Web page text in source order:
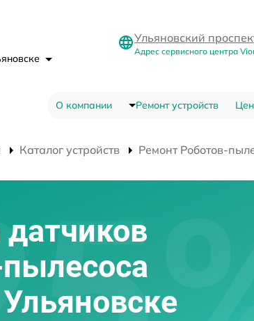
Ульяновский
Адрес сервисного центра
О компании Ремонт устройств
Каталог устройств Ремонт Роботов-